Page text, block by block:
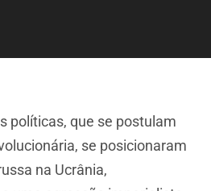
políticas, que se postulam
se posicionaram
na Ucrânia,